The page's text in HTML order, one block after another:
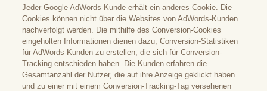
Jeder Google AdWords-Kunde erhält ein anderes Cookie. Die
Cookies können nicht über die Websites von AdWords-Kunden
nachverfolgt werden. Die mithilfe des Conversion-Cookies
eingeholten Informationen dienen dazu, Conversion-Statistiken
für AdWords-Kunden zu erstellen, die sich für Conversion-
Tracking entschieden haben. Die Kunden erfahren die
Gesamtanzahl der Nutzer, die auf ihre Anzeige geklickt haben
und zu einer mit einem Conversion-Tracking-Tag versehenen